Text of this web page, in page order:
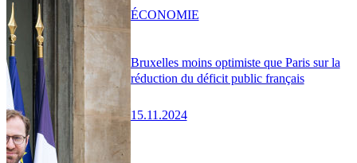
Bruxelles moins optimiste que Paris sur la
réduction du déficit public français
15.11.2024
ÉCONOMIE